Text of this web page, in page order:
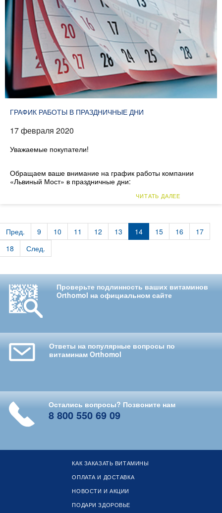
ГРАФИК РАБОТЫ В ПРАЗДНИЧНЫЕ ДНИ
17 февраля 2020
Уважаемые покупатели!
Обращаем ваше внимание на график работы компании
«Львиный Мост» в праздничные дни:
ЧИТАТЬ ДАЛЕЕ
Пред. 9 10 11 12 13 14 15 16
17
18
След.
Проверьте подлинность ваших витаминов
Orthomol на официальном сайте
Ответы на популярные вопросы по
витаминам Orthomol
Остались вопросы? Позвоните нам
8 800 550 69 09
КАК ЗАКАЗАТЬ ВИТАМИНЫ
ОПЛАТА И ДОСТАВКА
НОВОСТИ И АКЦИИ
ПОДАРИ ЗДОРОВЬЕ